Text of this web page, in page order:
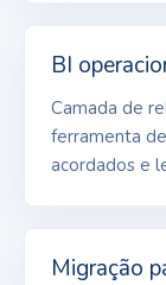
BI
Camada de
ferramenta
acordados e
Migração